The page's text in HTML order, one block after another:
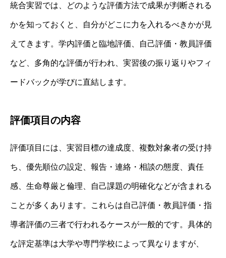
統合実習では、どのような評価方法で成果が判断される
かを知っておくと、自分がどこに力を入れるべきかが見
えてきます。学内評価と臨地評価、自己評価・教員評価
など、多角的な評価が行われ、実習後の振り返りやフィ
ードバックが学びに直結します。
評価項目の内容
評価項目には、実習目標の達成度、複数対象者の受け持
ち、優先順位の設定、報告・連絡・相談の態度、責任
感、生命尊厳と倫理、自己課題の明確化などが含まれる
ことが多くあります。これらは自己評価・教員評価・指
導者評価の三者で行われるケースが一般的です。具体的
な評定基準は大学や専門学校によって異なりますが、